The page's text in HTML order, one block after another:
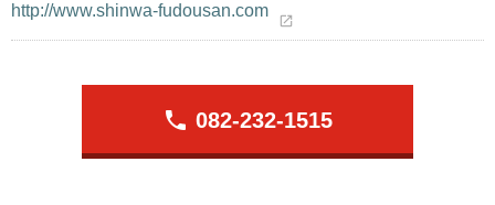
http://www.shinwa-fudousan.com
open_in_new
phone 082-232-1515